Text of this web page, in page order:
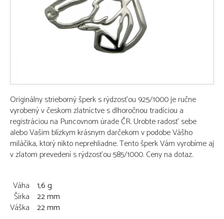
Originálny strieborný šperk s rýdzosťou 925/1000 je ručne
vyrobený v českom zlatníctve s dlhoročnou tradíciou a
registráciou na Puncovnom úrade ČR. Urobte radosť sebe
alebo Vašim blízkym krásnym darčekom v podobe Vášho
miláčika, ktorý nikto neprehliadne. Tento šperk Vám vyrobíme aj
v zlatom prevedení s rýdzosťou 585/1000. Ceny na dotaz.
Váha 1,6 g
Šírka 22 mm
Váška 22 mm